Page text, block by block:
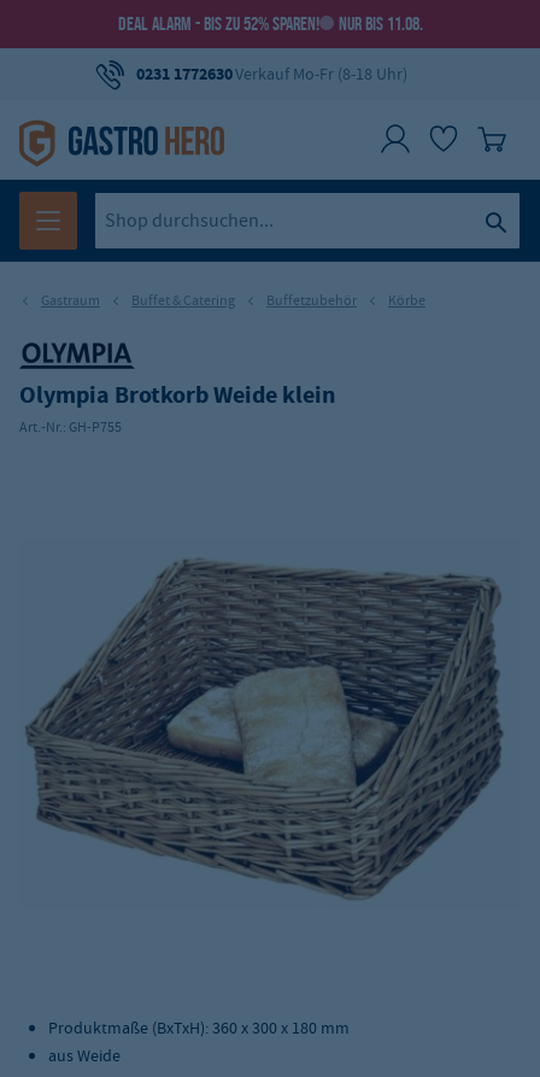
DEAL ALARM - BIS ZU 52% SPAREN! NUR BIS 11.08.
0231 1772630Verkauf Mo-Fr (8-18 Uhr)
Gastraum Buffet & Catering Buffetzubehör Körbe
Olympia Brotkorb Weide klein
Art.-Nr.: GH-P755
Produktmaße (BxTxH):360 x 300 x 180 mm
aus Weide